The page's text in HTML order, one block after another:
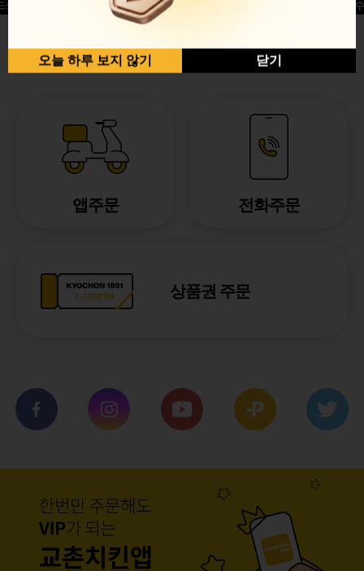
글윙
반반순살[레드+허니]
허니옥
앱주문 전화주문
상품권 주문
오늘 하루 보지 않기 닫기